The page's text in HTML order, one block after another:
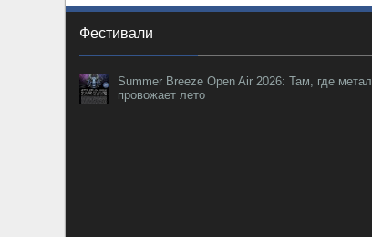
Фестивали
Summer Breeze Open Air 2026: Там, где метал
провожает лето